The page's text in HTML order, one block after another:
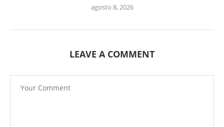
agosto 8, 2026
LEAVE A COMMENT